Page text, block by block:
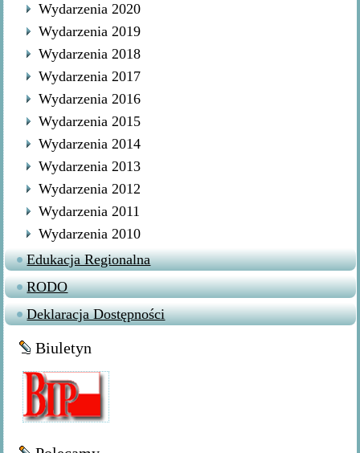
Wydarzenia 2020
Wydarzenia 2019
Wydarzenia 2018
Wydarzenia 2017
Wydarzenia 2016
Wydarzenia 2015
Wydarzenia 2014
Wydarzenia 2013
Wydarzenia 2012
Wydarzenia 2011
Wydarzenia 2010
Edukacja Regionalna
RODO
Deklaracja Dostępności
Biuletyn